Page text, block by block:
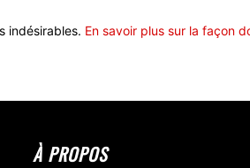
indésirables. En savoir plus sur la façon
À PROPOS